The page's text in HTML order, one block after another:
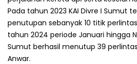
Pada tahun 2023 KAI Divre I Sumut
penutupan sebanyak 10 titik
tahun 2024 periode Januari hingga
Sumut berhasil menutup 39
Anwar.